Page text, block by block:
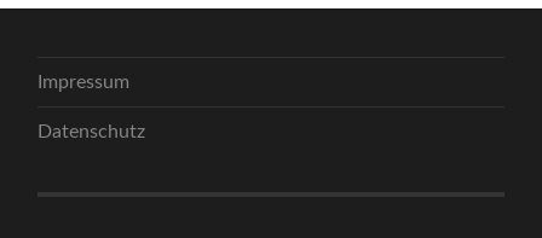
Impressum
Datenschutz